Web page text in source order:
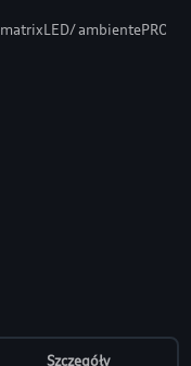
ambientePRO/
Szczegóły